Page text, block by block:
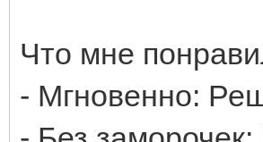
Что мне
- Мгновенно: